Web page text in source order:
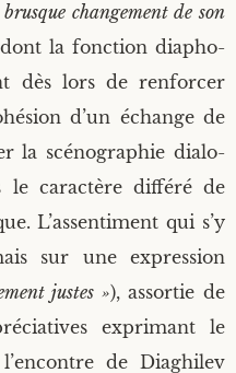
chan­ge­ment de son
la fonc­tion dia­pho­
dès lors de ren­for­cer
d’un échange de
la scé­no­gra­phie dia­lo­
le carac­tère dif­fé­ré de
L’assentiment qui s’y
sur une expres­sion
justes »), assor­tie de
expri­mant le
de Dia­ghi­lev